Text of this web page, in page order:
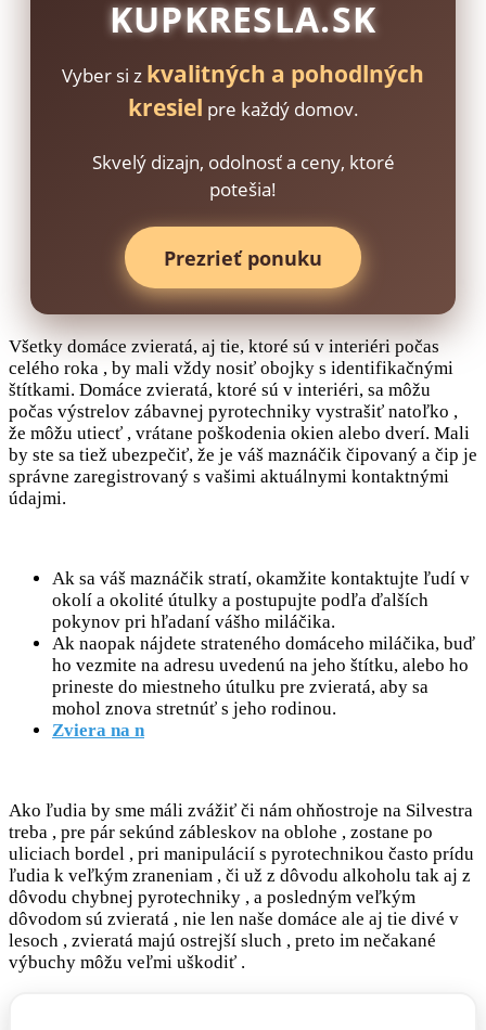
KUPKRESLA.SK
Vyber si z kvalitných a pohodlných
kresiel pre každý domov.
Skvelý dizajn, odolnosť a ceny, ktoré
potešia!
Prezrieť ponuku
Všetky domáce zvieratá, aj tie, ktoré sú v interiéri počas
celého roka , by mali vždy nosiť obojky s identifikačnými
štítkami. Domáce zvieratá, ktoré sú v interiéri, sa môžu
počas výstrelov zábavnej pyrotechniky vystrašiť natoľko ,
že môžu utiecť , vrátane poškodenia okien alebo dverí. Mali
by ste sa tiež ubezpečiť, že je váš maznáčik čipovaný a čip je
správne zaregistrovaný s vašimi aktuálnymi kontaktnými
údajmi.
Ak sa váš maznáčik stratí, okamžite kontaktujte ľudí v
okolí a okolité útulky a postupujte podľa ďalších
pokynov pri hľadaní vášho miláčika.
Ak naopak nájdete strateného domáceho miláčika, buď
ho vezmite na adresu uvedenú na jeho štítku, alebo ho
prineste do miestneho útulku pre zvieratá, aby sa
mohol znova stretnúť s jeho rodinou.
Zviera na n
Ako ľudia by sme máli zvážiť či nám ohňostroje na Silvestra
treba , pre pár sekúnd zábleskov na oblohe , zostane po
uliciach bordel , pri manipulácií s pyrotechnikou často prídu
ľudia k veľkým zraneniam , či už z dôvodu alkoholu tak aj z
dôvodu chybnej pyrotechniky , a posledným veľkým
dôvodom sú zvieratá , nie len naše domáce ale aj tie divé v
lesoch , zvieratá majú ostrejší sluch , preto im nečakané
výbuchy môžu veľmi uškodiť .